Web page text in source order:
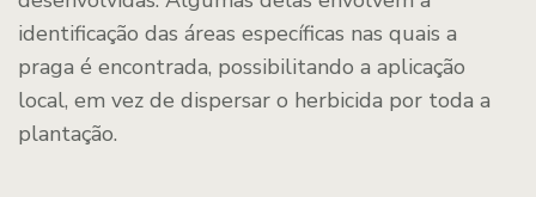
identificação das áreas específicas nas quais a
praga é encontrada, possibilitando a aplicação
local, em vez de dispersar o herbicida por toda a
plantação.